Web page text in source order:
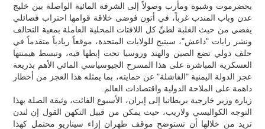
بحضرموت وشبوة ومأرب وصولاً إلى الشرفة المائية الواصلة بين خليج
عدن وباب المندب غرباً، في أتون فوضى خلاقة قوامها احتراب فصائلي
يفضي من حيث الغلبة لطيِّ كل اللافتات المحلية العاملة بمعية التحالف
ونشر رايات "داعش"، سيتيح للولايات المتحدة، موقعاً ريادياً متقدماً في
حلف دولي تضع الصين والهند وروسيا تحت إبطها فيه، وتبسط هيمنتها
العسكرية المباشرة على هذا المسرح الجيوسياسي المائي الأهم بذريعة
عجز الدولة اليمنية "الفاشلة" عن حمايته، بما يمثله هذا العجز من أخطار
داهمة على الملاحة الدولية واقتصادات العالم.
زيارة وزير خارجية بريطانيا إلى إيران، الأسبوع الفائت، وثيقة الصلة بهذا
التوجه الكواليسي ولاريب، حيث يمكن من قبيل التكهن القول إن لندن
تريد من خلالها أن تستوضح موقف طهران إزاء سيناريو محتمل كهذا